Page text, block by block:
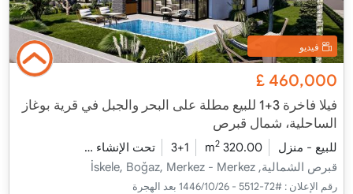
فيديو
460,000
£
فيلا فاخرة 3+1 للبيع مطلة على البحر والجبل في قرية بوغاز
الساحلية، شمال قبرص
للبيع - منزل 320.00 m
2
3+1 تحت الإنشاء
قبرص الشمالية, İskele, Boğaz, Merkez - Merkez
رقم الإعلان : #72-5512 - 26‏‏/10‏‏/1446 بعد الهجرة